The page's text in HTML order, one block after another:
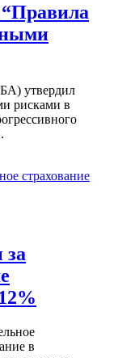
утвердил
рисками в
за
в